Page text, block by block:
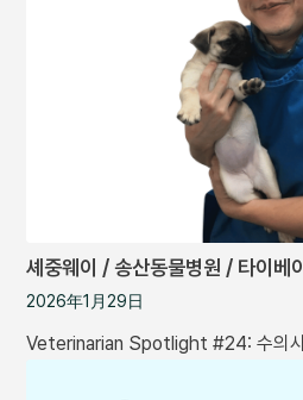
셰중웨이 / 송산동물병원 / 타이베이
2026年1月29日
Veterinarian Spotlight #24: 수의